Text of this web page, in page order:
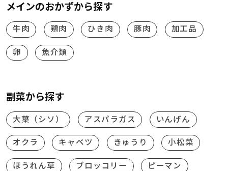
メインのおかずから探す
牛肉 鶏肉 ひき肉 豚肉 加工品
卵 魚介類
副菜から探す
大葉（シソ） アスパラガス いんげん
オクラ キャベツ きゅうり 小松菜
ほうれん草 ブロッコリー ピーマン